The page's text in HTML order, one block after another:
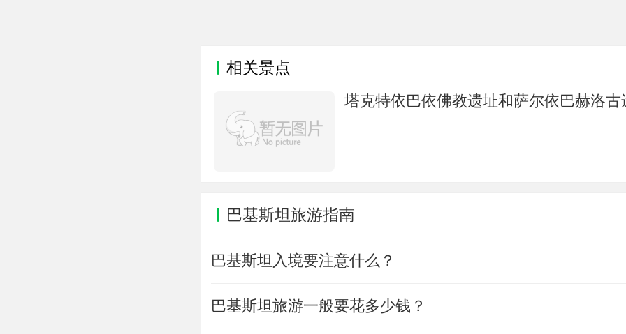
相关景点
塔克特依巴依佛教遗址和萨尔依巴赫洛古
巴基斯坦旅游指南
巴基斯坦入境要注意什么？
巴基斯坦旅游一般要花多少钱？